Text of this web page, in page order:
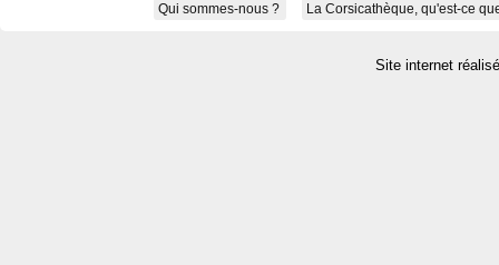
Qui sommes-nous ? La Corsicathèque, qu'est-ce
Site internet